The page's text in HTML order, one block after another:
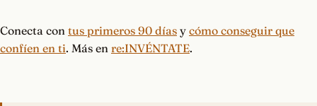
Conecta con tus primeros 90 días y cómo conseguir que
confíen en ti. Más en re:INVÉNTATE.